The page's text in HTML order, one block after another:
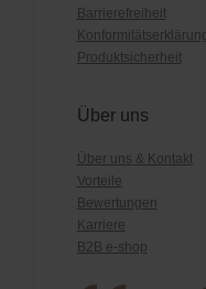
Barrierefreiheit
Produktsicherheit
Über uns
Über uns & Kontakt
Vorteile
Bewertungen
Karriere
B2B e-shop